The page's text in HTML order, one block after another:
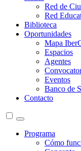
Red de
Red
Biblioteca
Oportunidades
Mapa
Espacios
Agentes
Eventos
Banco de
Contacto
Programa
Cómo